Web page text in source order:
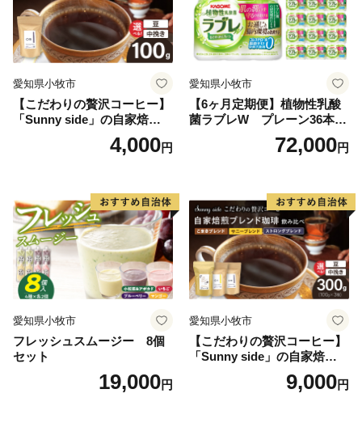
愛知県小牧市
【こだわりの贅沢コーヒー】
「Sunny side」の自家焙煎珈
琲ストロングブレンド（100
4,000円
愛知県小牧市
【6ヶ月定期便】植物性乳酸
菌ラブレW プレーン36本
72,000円
愛知県小牧市
フレッシュスムージー 8個
セット
19,000円
愛知県小牧市
【こだわりの贅沢コーヒー】
「Sunny side」の自家焙煎珈
琲ブレンド珈琲飲み比べセッ
9,000円